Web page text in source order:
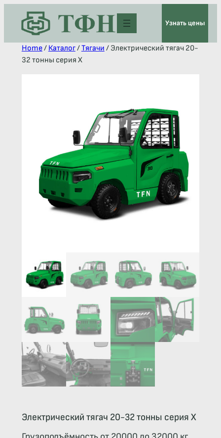
Узнать цены
Home/ Каталог/Тягачи / Электрический тягач 20-
32 тонны серия Х
Электрический тягач 20-32 тонны серия Х